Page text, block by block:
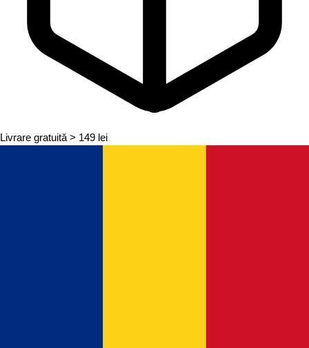
Livrare gratuită > 149 lei